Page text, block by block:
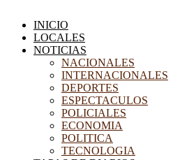
INICIO
LOCALES
NOTICIAS
NACIONALES
INTERNACIONALES
DEPORTES
ESPECTACULOS
POLICIALES
ECONOMIA
POLITICA
TECNOLOGIA